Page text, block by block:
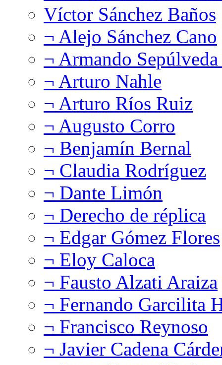
Víctor Sánchez Baños
¬ Alejo Sánchez Cano
¬ Armando
¬ Arturo Nahle
¬ Arturo Ríos Ruiz
¬ Augusto Corro
¬ Benjamín Bernal
¬ Claudia Rodríguez
¬ Dante Limón
¬ Derecho de réplica
¬ Edgar Gómez Flores
¬ Eloy Caloca
¬ Fausto Alzati Araiza
¬ Fernando Garcilita
¬ Francisco Reynoso
¬ Javier Cadena